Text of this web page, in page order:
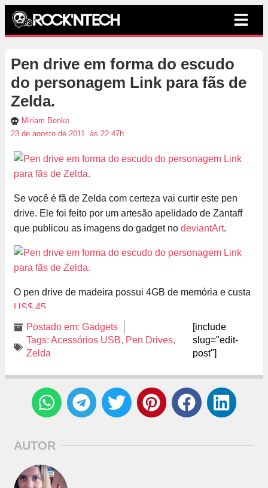
Pen drive em forma do escudo
do personagem Link para fãs de
Zelda.
Miriam Benke
23 de agosto de 2011, às 22:47h
Se você é fã de Zelda com certeza vai curtir este pen
drive. Ele foi feito por um artesão apelidado de Zantaff
que publicou as imagens do gadget no deviantArt.
O pen drive de madeira possui 4GB de memória e custa
US$ 45
Postado em: Gadgets
Tags: Acessórios USB, Pen Drives,
Zelda
[include
slug="edit-
post"]
AUTOR